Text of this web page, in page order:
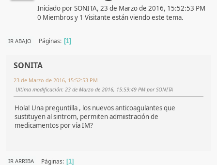
Iniciado por SONITA, 23 de Marzo de 2016, 15:52:53 PM
0 Miembros y 1 Visitante están viendo este tema.
IR ABAJO Páginas 1
SONITA
23 de Marzo de 2016, 15:52:53 PM
Ultima modificación: 23 de Marzo de 2016, 15:59:49 PM por SONITA
Hola! Una preguntilla , los nuevos anticoagulantes que
sustituyen al sintrom, permiten admiistración de
medicamentos por vía IM?
IR ARRIBA Páginas 1